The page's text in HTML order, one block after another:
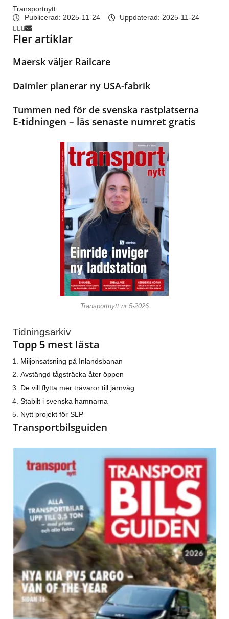
Transportnytt
Publicerad: 2025-11-24 Uppdaterad: 2025-11-24
Fler artiklar
Maersk väljer Railcare
Daimler planerar ny USA-fabrik
Tummen ned för de svenska rastplatserna
E-tidningen – läs senaste numret gratis
Transportnytt nr 5-2026
Tidningsarkiv
Topp 5 mest lästa
Miljonsatsning på Inlandsbanan
Avstängd tågsträcka åter öppen
De vill flytta mer trävaror till järnväg
Stabilt i svenska hamnarna
Nytt projekt för SLP
Transportbilsguiden